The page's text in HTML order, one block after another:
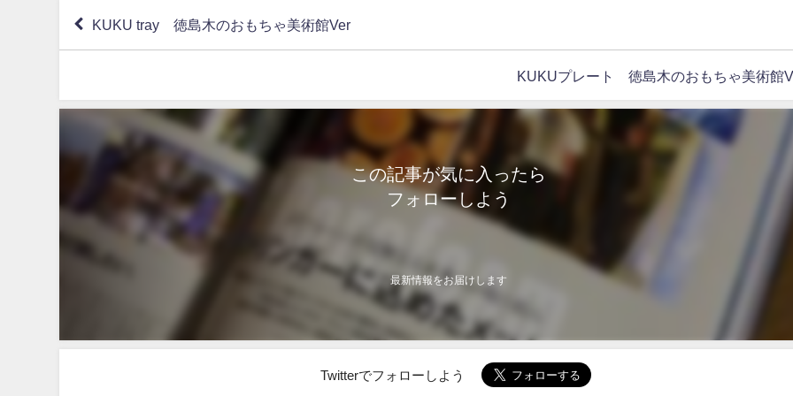
KUKU tray 徳島木のおもちゃ美術館Ver
KUKUプレート 徳島木のおもちゃ美術館
この記事が気に入ったら
フォローしよう
最新情報をお届けします
Twitterでフォローしよう